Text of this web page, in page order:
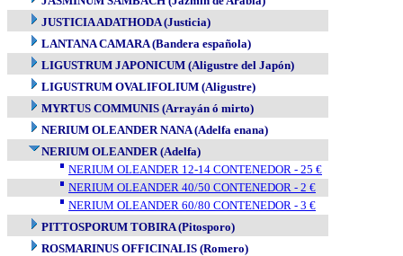
JUSTICIA ADATHODA (Justicia)
LANTANA CAMARA (Bandera española)
LIGUSTRUM JAPONICUM (Aligustre del Japón)
LIGUSTRUM OVALIFOLIUM (Aligustre)
MYRTUS COMMUNIS (Arrayán ó mirto)
NERIUM OLEANDER NANA (Adelfa enana)
NERIUM OLEANDER (Adelfa)
NERIUM OLEANDER 12-14 CONTENEDOR - 25 €
NERIUM OLEANDER 40/50 CONTENEDOR - 2 €
NERIUM OLEANDER 60/80 CONTENEDOR - 3 €
PITTOSPORUM TOBIRA (Pitosporo)
ROSMARINUS OFFICINALIS (Romero)